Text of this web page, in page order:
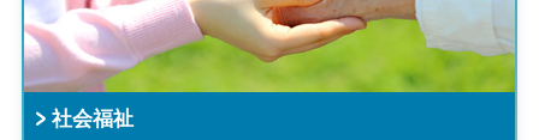
社会福祉